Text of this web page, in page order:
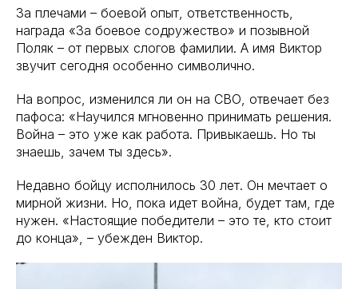
За плечами – боевой опыт, ответственность,
награда «За боевое содружество» и позывной
Поляк – от первых слогов фамилии. А имя Виктор
звучит сегодня особенно символично.
На вопрос, изменился ли он на СВО, отвечает без
пафоса: «Научился мгновенно принимать решения.
Война – это уже как работа. Привыкаешь. Но ты
знаешь, зачем ты здесь».
Недавно бойцу исполнилось 30 лет. Он мечтает о
мирной жизни. Но, пока идет война, будет там, где
нужен. «Настоящие победители – это те, кто стоит
до конца», – убежден Виктор.